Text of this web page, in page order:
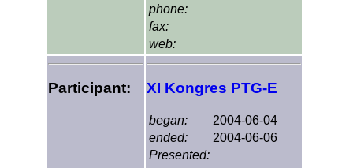
phone:
fax:
web:
Participant: XI Kongres PTG-E
began:
2004-06-04
ended:
2004-06-06
Presented: